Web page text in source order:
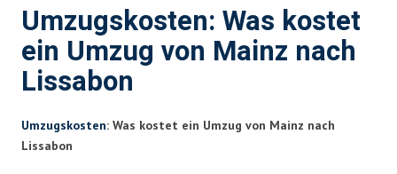
Umzugskosten: Was kostet
ein Umzug von Mainz nach
Lissabon
Umzugskosten: Was kostet ein Umzug von Mainz nach
Lissabon